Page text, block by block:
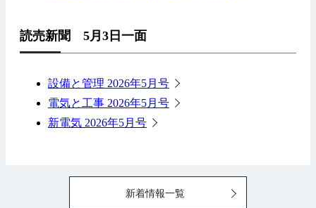
読売新聞 5月3日一面
設備と管理 2026年5月号
電気と工事 2026年5月号
新電気 2026年5月号
新着情報一覧